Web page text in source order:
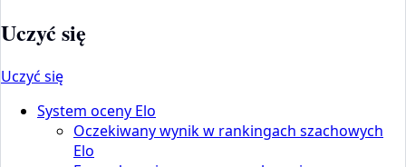
Uczyć się
Uczyć się
System oceny Elo
Oczekiwany wynik w rankingach szachowych
Elo